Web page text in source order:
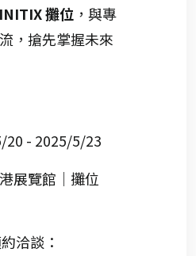
攤位 ，與專
，搶先掌握未來
20 - 2025/5/23
展覽館｜攤位
洽談：